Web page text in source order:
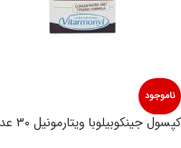
ناموجود
کپسول جینکوبیلوبا ویتارمونیل ۳۰ عددی